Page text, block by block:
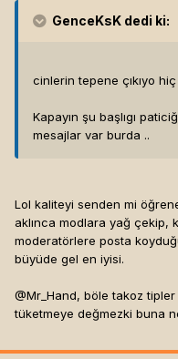
GenceKsK dedi ki:
cinlerin tepene çıkıyo
Kapayın şu başlıgı
mesajlar var burda ..
Lol kaliteyi senden mi
aklınca modlara yağ çekip,
moderatörlere posta
büyüde gel en iyisi.
@Mr_Hand, böle takoz
tüketmeye değmezki buna